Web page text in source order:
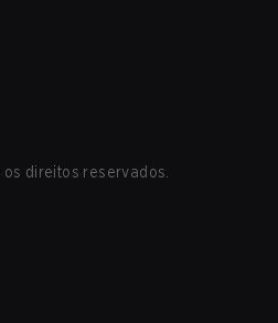
direitos reservados.